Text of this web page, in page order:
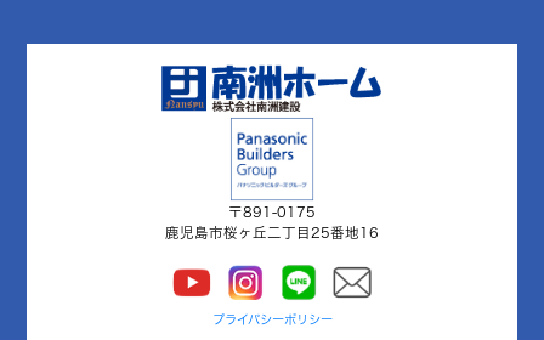
〒891-0175
鹿児島市桜ヶ丘二丁目25番地16
プライバシーポリシー